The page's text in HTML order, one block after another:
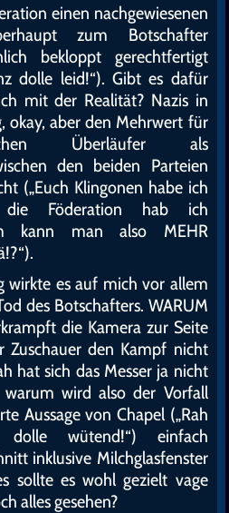
einen nachgewiesenen
zum Botschafter
bekloppt gerechtfertigt
dolle leid!“). Gibt es dafür
mit der Realität? Nazis in
okay, aber den Mehrwert für
Überläufer als
den beiden Parteien
(„Euch Klingonen habe ich
die Föderation hab ich
kann man also MEHR
wirkte es auf mich vor allem
des Botschafters. WARUM
die Kamera zur Seite
Zuschauer den Kampf nicht
hat sich das Messer ja nicht
warum wird also der Vorfall
Aussage von Chapel („Rah
wütend!“) einfach
inklusive Milchglasfenster
sollte es wohl gezielt vage
alles gesehen?